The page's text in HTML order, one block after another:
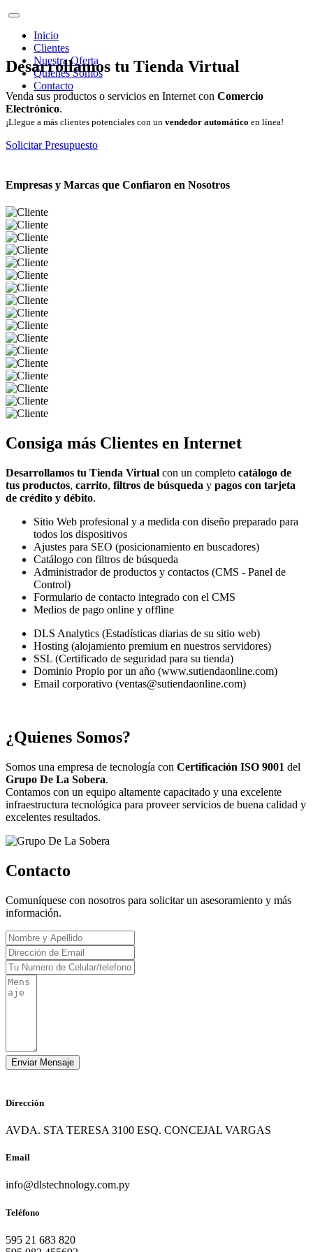
Inicio
Clientes
Nuestra Oferta
Quienes Somos
Contacto
Desarrollamos tu Tienda Virtual
Venda sus productos o servicios en Internet con Comercio
Electrónico.
¡Llegue a más clientes potenciales con un vendedor automático en línea!
Solicitar Presupuesto
Empresas y Marcas que Confiaron en Nosotros
Consiga más Clientes en Internet
Desarrollamos tu Tienda Virtual con un completo catálogo de
tus productos, carrito, filtros de búsqueda y pagos con tarjeta
de crédito y débito.
Sitio Web profesional y a medida con diseño preparado para
todos los dispositivos
Ajustes para SEO (posicionamiento en buscadores)
Catálogo con filtros de búsqueda
Administrador de productos y contactos (CMS - Panel de
Control)
Formulario de contacto integrado con el CMS
Medios de pago online y offline
DLS Analytics (Estadísticas diarias de su sitio web)
Hosting (alojamiento premium en nuestros servidores)
SSL (Certificado de seguridad para su tienda)
Dominio Propio por un año (www.sutiendaonline.com)
Email corporativo (ventas@sutiendaonline.com)
¿Quienes Somos?
Somos una empresa de tecnología con Certificación ISO 9001 del
Grupo De La Sobera.
Contamos con un equipo altamente capacitado y una excelente
infraestructura tecnológica para proveer servicios de buena calidad y
excelentes resultados.
Contacto
Comuníquese con nosotros para solicitar un asesoramiento y más
información.
Dirección
AVDA. STA TERESA 3100 ESQ. CONCEJAL VARGAS
Email
info@dlstechnology.com.py
Teléfono
595 21 683 820